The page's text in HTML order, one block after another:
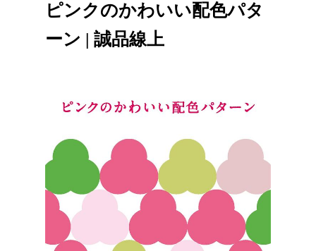
ピンクのかわいい配色パタ
ーン | 誠品線上